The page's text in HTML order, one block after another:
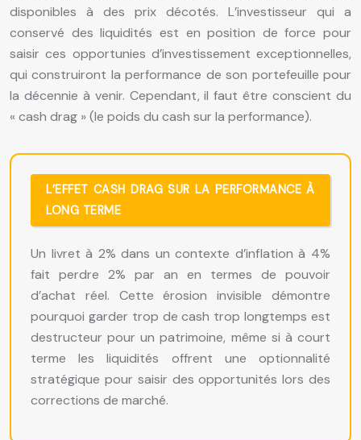
disponibles à des prix décotés. L’investisseur qui a
conservé des liquidités est en position de force pour
saisir ces opportunies d’investissement exceptionnelles,
qui construiront la performance de son portefeuille pour
la décennie à venir. Cependant, il faut être conscient du
« cash drag » (le poids du cash sur la performance).
L’EFFET CASH DRAG SUR LA PERFORMANCE À
LONG TERME
Un livret à 2% dans un contexte d’inflation à 4%
fait perdre 2% par an en termes de pouvoir
d’achat réel. Cette érosion invisible démontre
pourquoi garder trop de cash trop longtemps est
destructeur pour un patrimoine, même si à court
terme les liquidités offrent une optionnalité
stratégique pour saisir des opportunités lors des
corrections de marché.